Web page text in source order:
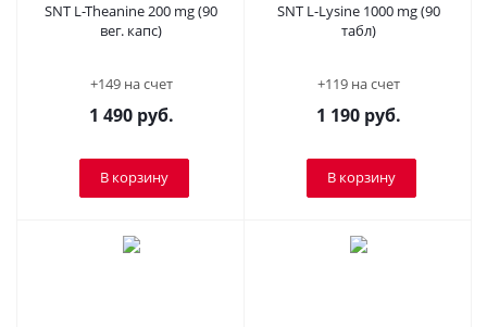
SNT L-Theanine 200 mg (90
вег. капс)
+149 на счет
1 490руб.
В корзину
SNT L-Lysine 1000 mg (90
табл)
+119 на счет
1 190руб.
В корзину